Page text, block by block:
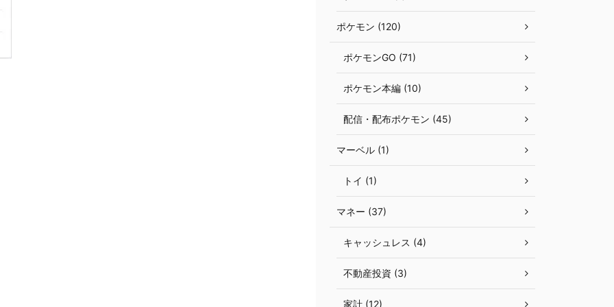
ポケモン (120)
ポケモンGO (71)
ポケモン本編 (10)
配信・配布ポケモン (45)
マーベル (1)
トイ (1)
マネー (37)
キャッシュレス (4)
不動産投資 (3)
家計 (12)